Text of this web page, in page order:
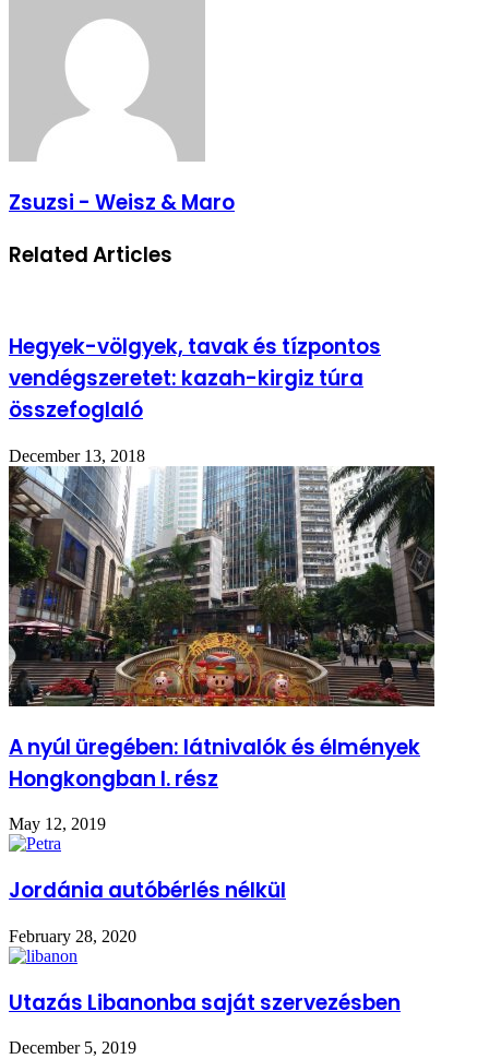
Zsuzsi - Weisz & Maro
Related Articles
Hegyek-völgyek, tavak és tízpontos
vendégszeretet: kazah-kirgiz túra
összefoglaló
December 13, 2018
A nyúl üregében: látnivalók és élmények
Hongkongban I. rész
May 12, 2019
Jordánia autóbérlés nélkül
February 28, 2020
Utazás Libanonba saját szervezésben
December 5, 2019